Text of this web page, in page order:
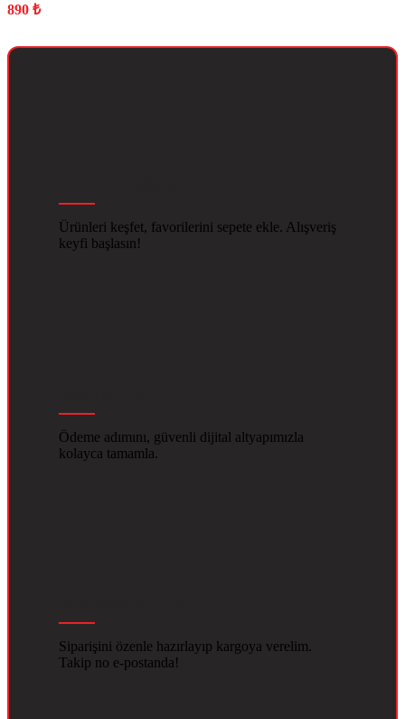
890 ₺
Ürünleri keşfet, favorilerini sepete ekle. Alışveriş
keyfi başlasın!
Ödeme adımını, güvenli dijital altyapımızla
kolayca tamamla.
Siparişini özenle hazırlayıp kargoya verelim.
Takip no e-postanda!